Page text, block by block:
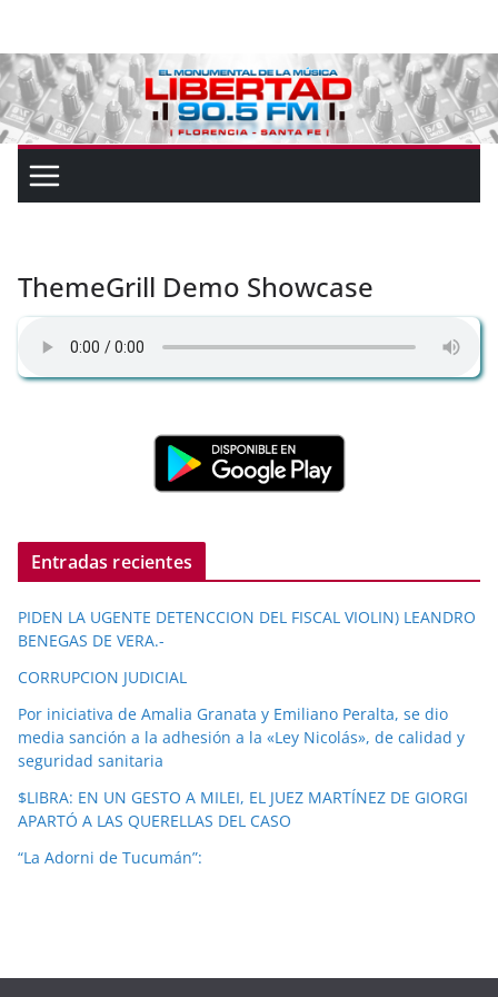
ThemeGrill Demo Showcase
Entradas recientes
PIDEN LA UGENTE DETENCCION DEL FISCAL VIOLIN) LEANDRO
BENEGAS DE VERA.-
CORRUPCION JUDICIAL
Por iniciativa de Amalia Granata y Emiliano Peralta, se dio
media sanción a la adhesión a la «Ley Nicolás», de calidad y
seguridad sanitaria
$LIBRA: EN UN GESTO A MILEI, EL JUEZ MARTÍNEZ DE GIORGI
APARTÓ A LAS QUERELLAS DEL CASO
“La Adorni de Tucumán”: